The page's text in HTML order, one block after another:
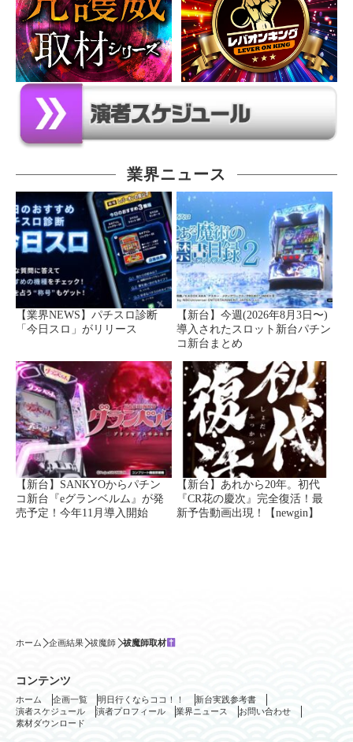
業界ニュース
【業界NEWS】パチスロ診断
「今日スロ」がリリース
【新台】今週(2026年8月3日〜)
導入されたスロット新台パチン
コ新台まとめ
【新台】SANKYOからパチン
コ新台『eグランベルム』が発
売予定！今年11月導入開始
【新台】あれから20年。初代
『CR花の慶次』完全復活！最
新予告動画出現！【newgin】
ホーム 企画結果 祓魔師 祓魔師取材
コンテンツ
ホーム 企画一覧 明日行くならココ！！
新台実践参考書
演者スケジュール
演者プロフィール 業界ニュース
お問い合わせ
素材ダウンロード